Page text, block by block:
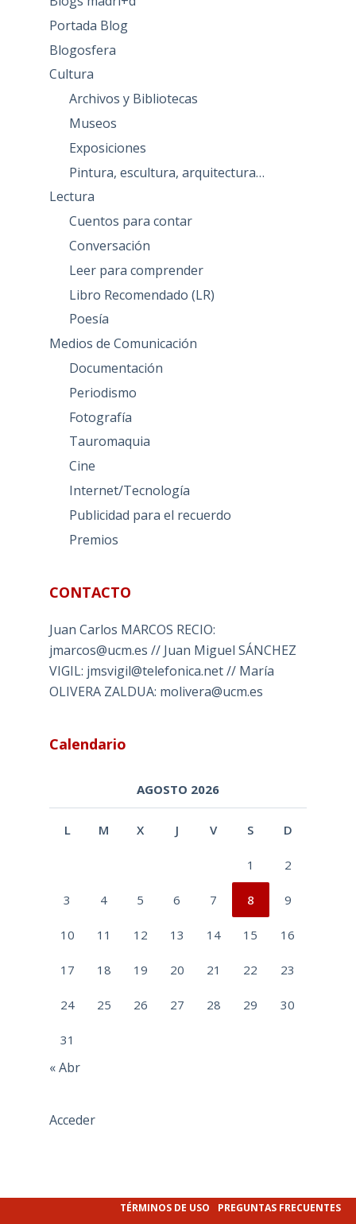
Portada Blog
Blogosfera
Cultura
Archivos y Bibliotecas
Museos
Exposiciones
Pintura, escultura, arquitectura…
Lectura
Cuentos para contar
Conversación
Leer para comprender
Libro Recomendado (LR)
Poesía
Medios de Comunicación
Documentación
Periodismo
Fotografía
Tauromaquia
Cine
Internet/Tecnología
Publicidad para el recuerdo
Premios
CONTACTO
Juan Carlos MARCOS RECIO:
jmarcos@ucm.es // Juan Miguel SÁNCHEZ
VIGIL: jmsvigil@telefonica.net // María
OLIVERA ZALDUA: molivera@ucm.es
Calendario
AGOSTO 2026
L M X J V S D
1 2
3 4 5 6 7 8 9
10 11 12 13 14 15 16
17 18 19 20 21 22 23
24 25 26 27 28 29 30
31
« Abr
Acceder
TÉRMINOS DE USO PREGUNTAS FRECUENTES